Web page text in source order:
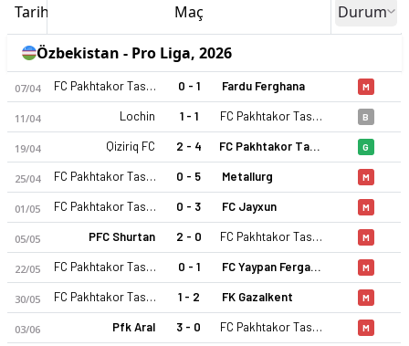
Tarih Maç Durum
Özbekistan - Pro Liga, 2026
07/04 FC Pakhtakor Tashkent II 0 - 1 Fardu Ferghana M
11/04 Lochin 1 - 1 FC Pakhtakor Tashkent II B
19/04 Qiziriq FC 2 - 4 FC Pakhtakor Tashkent II G
25/04 FC Pakhtakor Tashkent II 0 - 5 Metallurg M
01/05 FC Pakhtakor Tashkent II 0 - 3 FC Jayxun M
05/05 PFC Shurtan 2 - 0 FC Pakhtakor Tashkent II M
22/05 FC Pakhtakor Tashkent II 0 - 1 FC Yaypan Fergana M
30/05 FC Pakhtakor Tashkent II 1 - 2 FK Gazalkent M
03/06 Pfk Aral 3 - 0 FC Pakhtakor Tashkent II M